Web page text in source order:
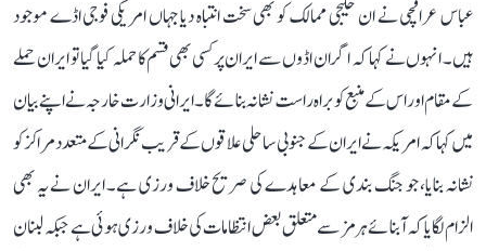
عباس عراقچی نے ان خلیجی ممالک کو بھی سخت انتباہ دیا جہاں امریکی فوجی اڈے موجود
ہیں۔ انہوں نے کہا کہ اگر ان اڈوں سے ایران پر کسی بھی قسم کا حملہ کیا گیا تو ایران حملے
کے مقام اور اس کے منبع کو براہ راست نشانہ بنائے گا۔ ایرانی وزارت خارجہ نے اپنے بیان
میں کہا کہ امریکہ نے ایران کے جنوبی ساحلی علاقوں کے قریب نگرانی کے متعدد مراکز کو
نشانہ بنایا، جو جنگ بندی کے معاہدے کی صریح خلاف ورزی ہے۔ ایران نے یہ بھی
الزام لگایا کہ آبنائے ہرمز سے متعلق بعض انتظامات کی خلاف ورزی ہوئی ہے جبکہ لبنان